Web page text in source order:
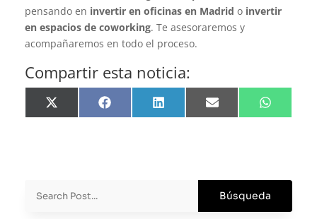
pensando en invertir en oficinas en Madrid o invertir
en espacios de coworking. Te asesoraremos y
acompañaremos en todo el proceso.
Compartir esta noticia:
Compartir
en
Compartir
en
Compartir
en
Compartir
en
Compartir
en